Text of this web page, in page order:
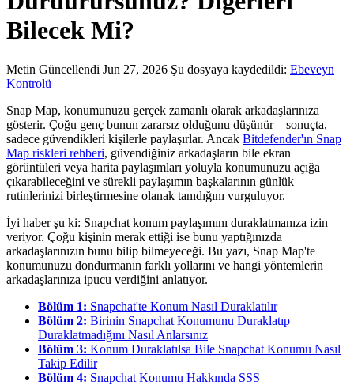
Bilecek Mi?
Metin Güncellendi Jun 27, 2026 Şu dosyaya kaydedildi: Ebeveyn
Kontrolü
Snap Map, konumunuzu gerçek zamanlı olarak arkadaşlarınıza
gösterir. Çoğu genç bunun zararsız olduğunu düşünür—sonuçta,
sadece güvendikleri kişilerle paylaşırlar. Ancak Bitdefender'ın Snap
Map riskleri rehberi, güvendiğiniz arkadaşların bile ekran
görüntüleri veya harita paylaşımları yoluyla konumunuzu açığa
çıkarabileceğini ve sürekli paylaşımın başkalarının günlük
rutinlerinizi birleştirmesine olanak tanıdığını vurguluyor.
İyi haber şu ki: Snapchat konum paylaşımını duraklatmanıza izin
veriyor. Çoğu kişinin merak ettiği ise bunu yaptığınızda
arkadaşlarınızın bunu bilip bilmeyeceği. Bu yazı, Snap Map'te
konumunuzu dondurmanın farklı yollarını ve hangi yöntemlerin
arkadaşlarınıza ipucu verdiğini anlatıyor.
Bölüm 1: Snapchat'te Konum Nasıl Duraklatılır
Bölüm 2: Birinin Snapchat Konumunu Duraklatıp
Duraklatmadığını Nasıl Anlarsınız
Bölüm 3: Konum Duraklatılsa Bile Snapchat Konumu Nasıl
Takip Edilir
Bölüm 4: Snapchat Konumu Hakkında SSS